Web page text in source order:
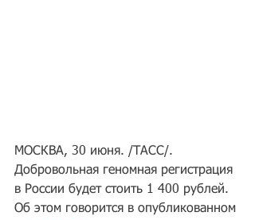
МОСКВА, 30 июня. /ТАСС/.
Добровольная геномная регистрация
в России будет стоить 1 400 рублей.
Об этом говорится в опубликованном